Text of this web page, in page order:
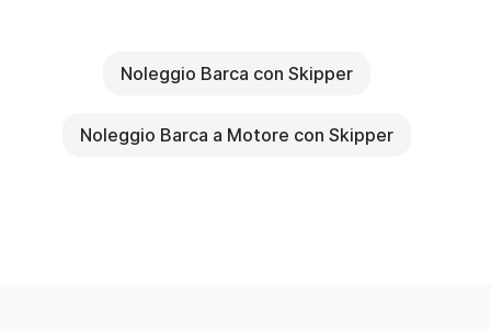
Noleggio Barca con Skipper
Noleggio Barca a Motore con Skipper